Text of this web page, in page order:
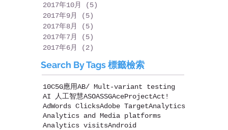
2017年10月
(5)
2017年9月
(5)
2017年8月
(5)
2017年7月
(5)
2017年6月
(2)
Search By Tags 標籤檢索
10C5G應用AB/ Mult-variant testing
AI 人工智慧ASOASSGAceProjectAct!
AdWords ClicksAdobe TargetAnalytics
Analytics and Media platforms
Analytics visitsAndroid